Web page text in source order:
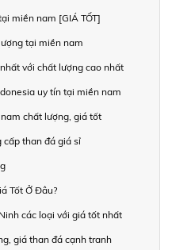
miền nam [GIÁ TỐT]
tại miền nam
với chất lượng cao nhất
uy tín tại miền nam
chất lượng, giá tốt
cấp than đá giá sỉ
Tốt Ở Đâu?
các loại với giá tốt nhất
giá than đá cạnh tranh